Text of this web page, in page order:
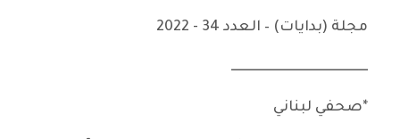
مجلة (بدايات) – العدد 34 - 2022
ـــــــــــــــــــــــــــــــــــــــــــــــــــ
*صحفي لبناني